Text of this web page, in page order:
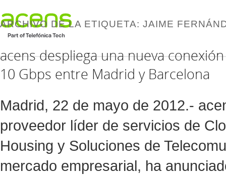
ARCHIVO DE LA ETIQUETA: JAIME
acens despliega una nueva
10 Gbps entre Madrid y Barcelona
Madrid, 22 de mayo de 2012.-
proveedor líder de servicios de
Housing y Soluciones de
mercado empresarial, ha